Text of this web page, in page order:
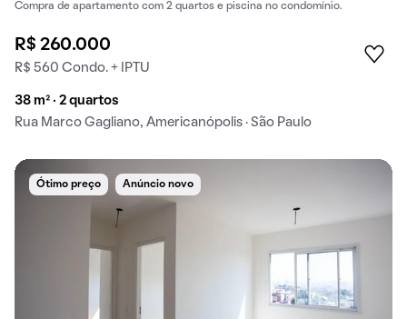
Compra de apartamento com 2 quartos e piscina no condomínio.
R$ 260.000
R$ 560 Condo. + IPTU
38 m² · 2 quartos
Rua Marco Gagliano, Americanópolis · São Paulo
Ótimo preço Anúncio novo